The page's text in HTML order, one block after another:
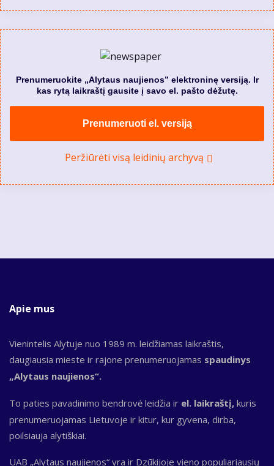
Prenumeruokite „Alytaus naujienos” elektroninę versiją. Ir
kas rytą laikraštį gausite į savo el. pašto dėžutę.
Prenumeruoti el. versiją
Peržiūrėti visą leidinių archyvą
Apie mus
Vienintelis Alytuje nuo 1989 m. leidžiamas laikraštis,
daugiausia mieste ir rajone prenumeruojamas spaudinys
„Alytaus naujienos“.
To paties pavadinimo bendrovė leidžia ir el. laikraštį, kuris
prenumeruojamas Lietuvoje ir kitur, kur gyvena, dirba,
poilsiauja alytiškiai.
UAB „Alytaus naujienos“ yra ir Dzūkijoje vieno populiariausių